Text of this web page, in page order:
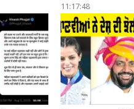
11:17:48